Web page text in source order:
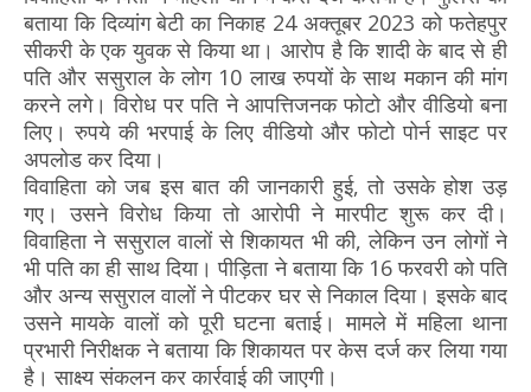
बताया कि दिव्यांग बेटी का निकाह 24 अक्तूबर 2023 को फतेहपुर
सीकरी के एक युवक से किया था। आरोप है कि शादी के बाद से ही
पति और ससुराल के लोग 10 लाख रुपयों के साथ मकान की मांग
करने लगे। विरोध पर पति ने आपत्तिजनक फोटो और वीडियो बना
लिए। रुपये की भरपाई के लिए वीडियो और फोटो पोर्न साइट पर
अपलोड कर दिया।
विवाहिता को जब इस बात की जानकारी हुई, तो उसके होश उड़
गए। उसने विरोध किया तो आरोपी ने मारपीट शुरू कर दी।
विवाहिता ने ससुराल वालों से शिकायत भी की, लेकिन उन लोगों ने
भी पति का ही साथ दिया। पीड़िता ने बताया कि 16 फरवरी को पति
और अन्य ससुराल वालों ने पीटकर घर से निकाल दिया। इसके बाद
उसने मायके वालों को पूरी घटना बताई। मामले में महिला थाना
प्रभारी निरीक्षक ने बताया कि शिकायत पर केस दर्ज कर लिया गया
है। साक्ष्य संकलन कर कार्रवाई की जाएगी।